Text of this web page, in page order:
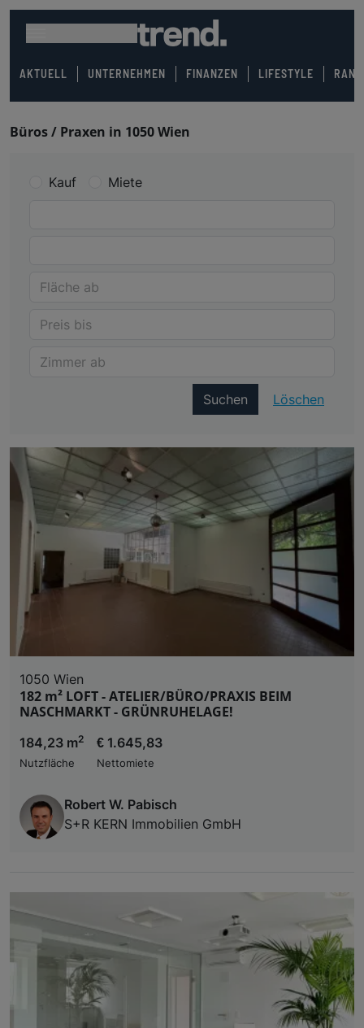
AKTUELL UNTERNEHMEN FINANZEN LIFESTYLE
Büros / Praxen in 1050 Wien
Kauf Miete
Suchen Löschen
1050 Wien
182 m² LOFT - ATELIER/BÜRO/PRAXIS BEIM
NASCHMARKT - GRÜNRUHELAGE!
184,23 m2
Nutzfläche
€ 1.645,83
Nettomiete
Robert W. Pabisch
S+R KERN Immobilien GmbH